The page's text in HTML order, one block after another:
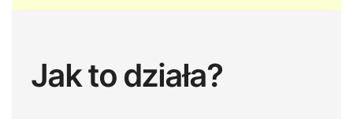
Jak to działa?